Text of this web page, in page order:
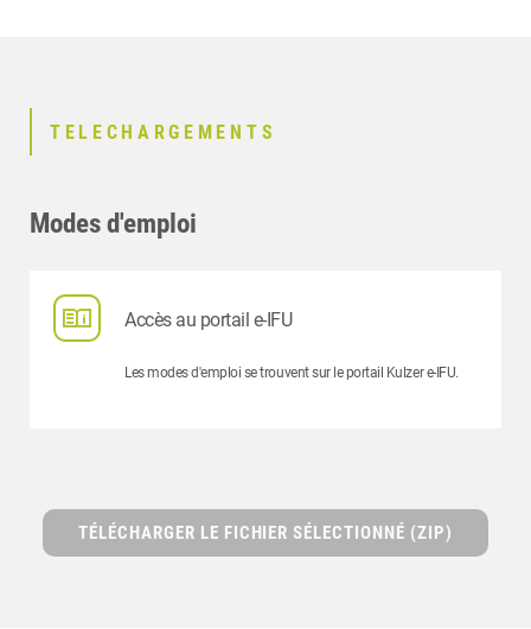
TELECHARGEMENTS
Modes d'emploi
Accès au portail e-IFU
Les modes d'emploi se trouvent sur le portail Kulzer e-IFU.
TÉLÉCHARGER LE FICHIER SÉLECTIONNÉ (ZIP)